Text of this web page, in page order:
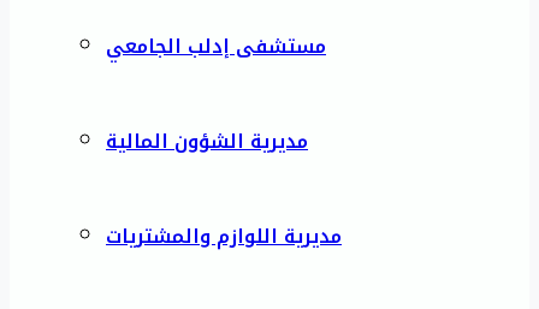
مستشفى إدلب الجامعي
مديرية الشؤون المالية
مديرية اللوازم والمشتريات